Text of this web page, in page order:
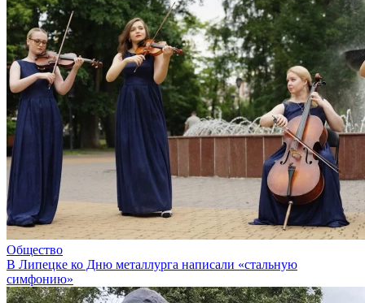
Общество
В Липецке ко Дню металлурга написали «стальную
симфонию»